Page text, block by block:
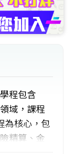
程包含
域，課程
為核心，包
精算、金